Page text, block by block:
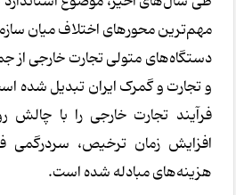
مهم‌ترین محورهای اختلاف میان
دستگاه‌های متولی تجارت خارجی از
و تجارت و گمرک ایران تبدیل شده
فرآیند تجارت خارجی را با چالش
افزایش زمان ترخیص، سردرگمی
هزینه‌های مبادله شده است.